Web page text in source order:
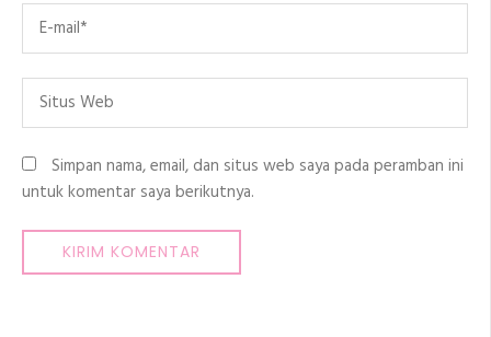
Email
Situs
Simpan nama, email, dan situs web saya pada peramban ini
untuk komentar saya berikutnya.